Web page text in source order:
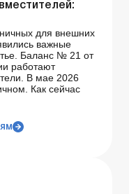
для внешних
важные
Баланс № 21 от
работают
В мае 2026
Как сейчас